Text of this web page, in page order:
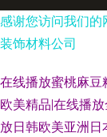
感谢您访问我们的
装饰材料公司
在线播放蜜桃麻豆
欧美精品|在线播
放日韩欧美亚洲